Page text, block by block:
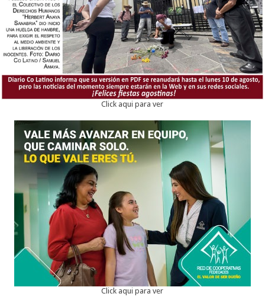
Click aqui para ver
Click aqui para ver